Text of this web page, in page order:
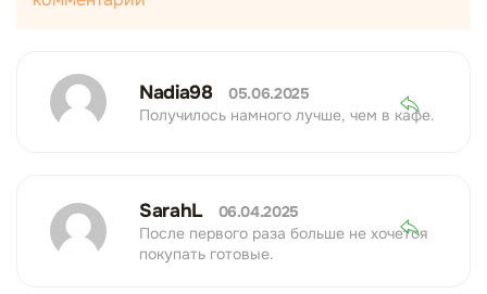
Nadia98
05.06.2025
Получилось намного лучше, чем в кафе.
SarahL
06.04.2025
После первого раза больше не хочется
покупать готовые.